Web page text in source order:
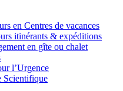
en Centres de vacances
itinérants & expéditions
en gîte ou chalet
l’Urgence
Scientifique